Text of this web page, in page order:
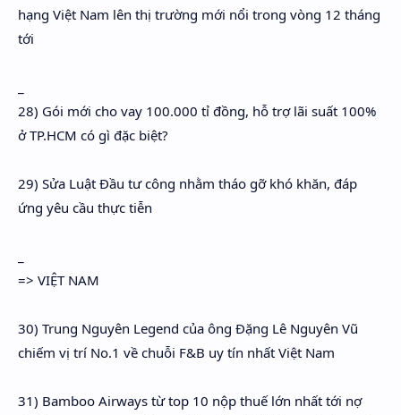
hạng Việt Nam lên thị trường mới nổi trong vòng 12 tháng
tới
28) Gói mới cho vay 100.000 tỉ đồng, hỗ trợ lãi suất 100%
ở TP.HCM có gì đặc biệt?
29) Sửa Luật Đầu tư công nhằm tháo gỡ khó khăn, đáp
ứng yêu cầu thực tiễn
=> VIỆT NAM
30) Trung Nguyên Legend của ông Đặng Lê Nguyên Vũ
chiếm vị trí No.1 về chuỗi F&B uy tín nhất Việt Nam
31) Bamboo Airways từ top 10 nộp thuế lớn nhất tới nợ